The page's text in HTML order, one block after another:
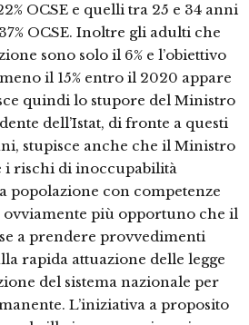
OCSE e quelli tra 25 e 34 anni
OCSE. Inoltre gli adulti che
sono solo il 6% e l’obiettivo
il 15% entro il 2020 appare
quindi lo stupore del Ministro
dell’Istat, di fronte a questi
stupisce anche che il Ministro
i rischi di inoccupabilità
popolazione con competenze
ovviamente più opportuno che il
a prendere provvedimenti
rapida attuazione delle legge
del sistema nazionale per
L’iniziativa a proposito